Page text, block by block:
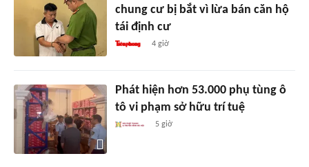
chung cư bị bắt vì lừa bán căn hộ
tái định cư
4 giờ
Phát hiện hơn 53.000 phụ tùng ô
tô vi phạm sở hữu trí tuệ
5 giờ